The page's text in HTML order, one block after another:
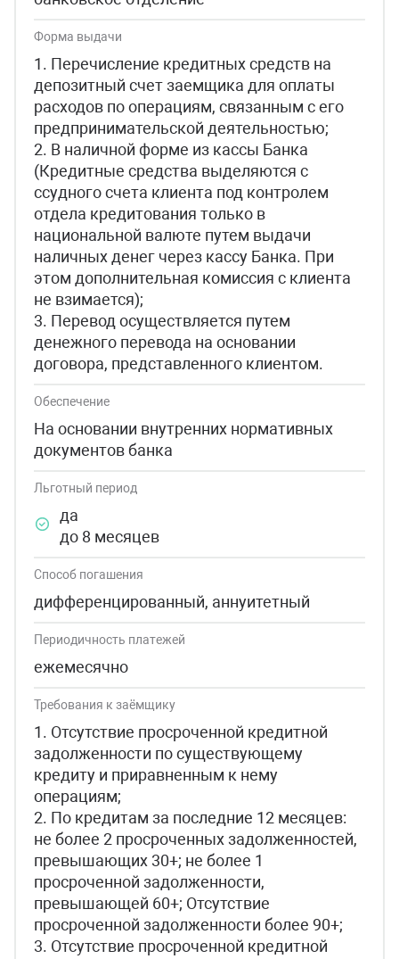
Форма выдачи
1. Перечисление кредитных средств на
депозитный счет заемщика для оплаты
расходов по операциям, связанным с его
предпринимательской деятельностью;
2. В наличной форме из кассы Банка
(Кредитные средства выделяются с
ссудного счета клиента под контролем
отдела кредитования только в
национальной валюте путем выдачи
наличных денег через кассу Банка. При
этом дополнительная комиссия с клиента
не взимается);
3. Перевод осуществляется путем
денежного перевода на основании
договора, представленного клиентом.
Обеспечение
На основании внутренних нормативных
документов банка
Льготный период
да
до 8 месяцев
Способ погашения
дифференцированный, аннуитетный
Периодичность платежей
ежемесячно
Требования к заёмщику
1. Отсутствие просроченной кредитной
задолженности по существующему
кредиту и приравненным к нему
операциям;
2. По кредитам за последние 12 месяцев:
не более 2 просроченных задолженностей,
превышающих 30+; не более 1
просроченной задолженности,
превышающей 60+; Отсутствие
просроченной задолженности более 90+;
3. Отсутствие просроченной кредитной